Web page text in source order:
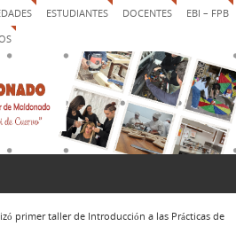
ESTUDIANTES DOCENTES
EBI – FPB
primer taller de Introducción a las Prácticas de